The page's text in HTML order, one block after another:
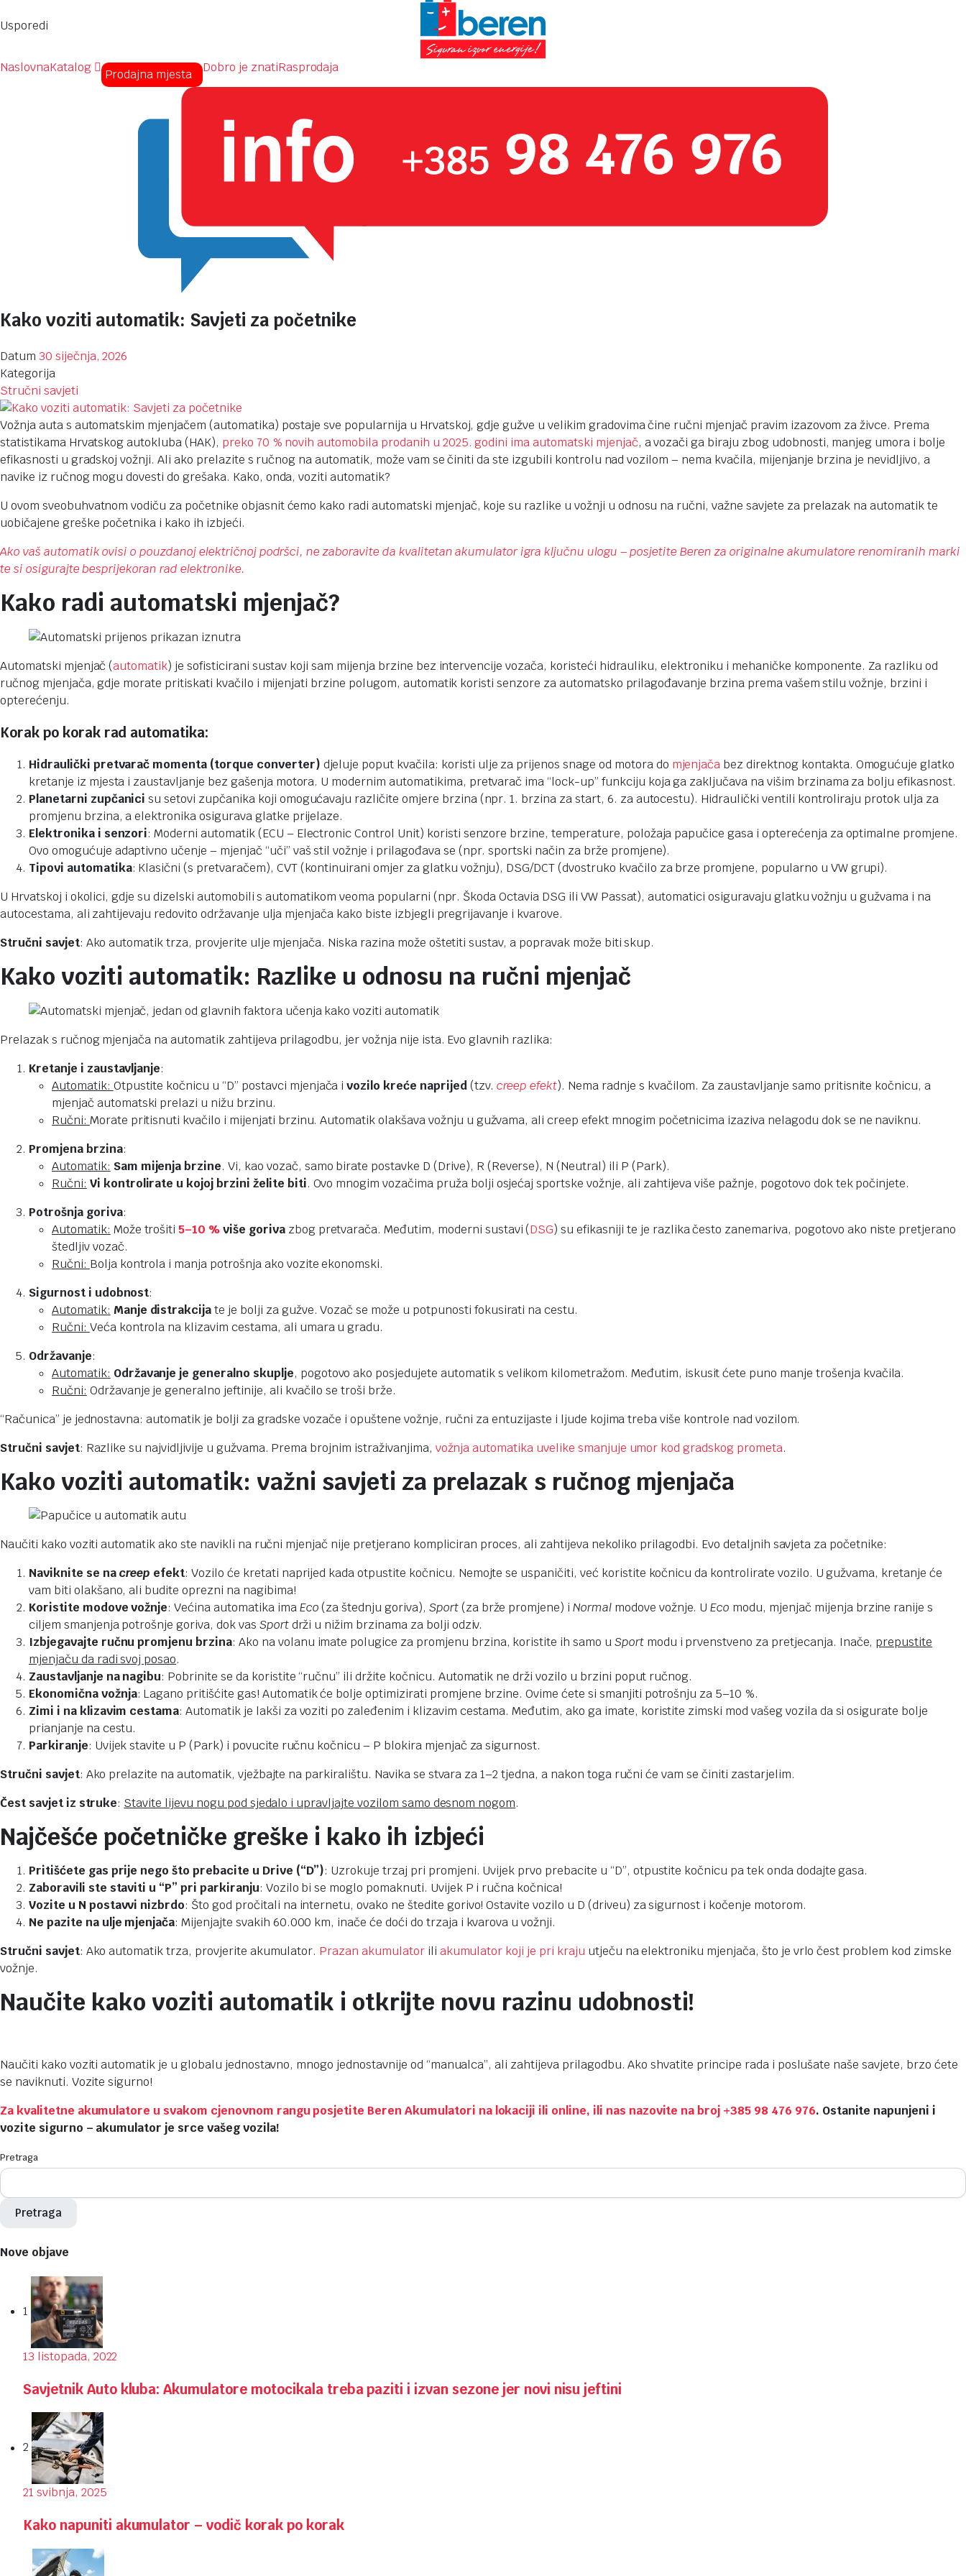
NaslovnaKatalog Prodajna mjesta Dobro je znatiRasprodaja
Kako voziti automatik: Savjeti za početnike
Datum 30 siječnja, 2026
Kategorija
Stručni savjeti
Vožnja auta s automatskim mjenjačem (automatika) postaje sve popularnija u Hrvatskoj, gdje gužve u velikim gradovima čine ručni mjenjač pravim izazovom za živce. Prema
statistikama Hrvatskog autokluba (HAK), preko 70 % novih automobila prodanih u 2025. godini ima automatski mjenjač, a vozači ga biraju zbog udobnosti, manjeg umora i bolje
efikasnosti u gradskoj vožnji. Ali ako prelazite s ručnog na automatik, može vam se činiti da ste izgubili kontrolu nad vozilom – nema kvačila, mijenjanje brzina je nevidljivo, a
navike iz ručnog mogu dovesti do grešaka. Kako, onda, voziti automatik?
U ovom sveobuhvatnom vodiču za početnike objasnit ćemo kako radi automatski mjenjač, koje su razlike u vožnji u odnosu na ručni, važne savjete za prelazak na automatik te
uobičajene greške početnika i kako ih izbjeći.
Ako vaš automatik ovisi o pouzdanoj električnoj podršci, ne zaboravite da kvalitetan akumulator igra ključnu ulogu – posjetite Beren za originalne akumulatore renomiranih marki
te si osigurajte besprijekoran rad elektronike.
Kako radi automatski mjenjač?
Automatski mjenjač (automatik) je sofisticirani sustav koji sam mijenja brzine bez intervencije vozača, koristeći hidrauliku, elektroniku i mehaničke komponente. Za razliku od
ručnog mjenjača, gdje morate pritiskati kvačilo i mijenjati brzine polugom, automatik koristi senzore za automatsko prilagođavanje brzina prema vašem stilu vožnje, brzini i
opterećenju.
Korak po korak rad automatika:
Hidraulički pretvarač momenta (torque converter) djeluje poput kvačila: koristi ulje za prijenos snage od motora do mjenjača bez direktnog kontakta. Omogućuje glatko
kretanje iz mjesta i zaustavljanje bez gašenja motora. U modernim automatikima, pretvarač ima “lock-up” funkciju koja ga zaključava na višim brzinama za bolju efikasnost.
Planetarni zupčanici su setovi zupčanika koji omogućavaju različite omjere brzina (npr. 1. brzina za start, 6. za autocestu). Hidraulički ventili kontroliraju protok ulja za
promjenu brzina, a elektronika osigurava glatke prijelaze.
Elektronika i senzori: Moderni automatik (ECU – Electronic Control Unit) koristi senzore brzine, temperature, položaja papučice gasa i opterećenja za optimalne promjene.
Ovo omogućuje adaptivno učenje – mjenjač “uči” vaš stil vožnje i prilagođava se (npr. sportski način za brže promjene).
Tipovi automatika: Klasični (s pretvaračem), CVT (kontinuirani omjer za glatku vožnju), DSG/DCT (dvostruko kvačilo za brze promjene, popularno u VW grupi).
U Hrvatskoj i okolici, gdje su dizelski automobili s automatikom veoma popularni (npr. Škoda Octavia DSG ili VW Passat), automatici osiguravaju glatku vožnju u gužvama i na
autocestama, ali zahtijevaju redovito održavanje ulja mjenjača kako biste izbjegli pregrijavanje i kvarove.
Stručni savjet: Ako automatik trza, provjerite ulje mjenjača. Niska razina može oštetiti sustav, a popravak može biti skup.
Kako voziti automatik: Razlike u odnosu na ručni mjenjač
Prelazak s ručnog mjenjača na automatik zahtijeva prilagodbu, jer vožnja nije ista. Evo glavnih razlika:
Kretanje i zaustavljanje:
Automatik: Otpustite kočnicu u “D” postavci mjenjača ivozilo kreće naprijed(tzv. creep efekt). Nema radnje s kvačilom. Za zaustavljanje samo pritisnite kočnicu, a
mjenjač automatski prelazi u nižu brzinu.
Ručni: Morate pritisnuti kvačilo i mijenjati brzinu. Automatik olakšava vožnju u gužvama, ali creep efekt mnogim početnicima izaziva nelagodu dok se ne naviknu.
Promjena brzina:
Automatik: Sam mijenja brzine. Vi, kao vozač, samo birate postavke D (Drive), R (Reverse), N (Neutral) ili P (Park).
Ručni: Vi kontrolirate u kojoj brzini želite biti. Ovo mnogim vozačima pruža bolji osjećaj sportske vožnje, ali zahtijeva više pažnje, pogotovo dok tek počinjete.
Potrošnja goriva:
Automatik: Može trošiti 5–10 %više gorivazbog pretvarača. Međutim, moderni sustavi (DSG) su efikasniji te je razlika često zanemariva, pogotovo ako niste pretjerano
štedljiv vozač.
Ručni: Bolja kontrola i manja potrošnja ako vozite ekonomski.
Sigurnost i udobnost:
Automatik: Manje distrakcijate je bolji za gužve. Vozač se može u potpunosti fokusirati na cestu.
Ručni: Veća kontrola na klizavim cestama, ali umara u gradu.
Održavanje:
Automatik: Održavanje je generalno skuplje, pogotovo ako posjedujete automatik s velikom kilometražom. Međutim, iskusit ćete puno manje trošenja kvačila.
Ručni: Održavanje je generalno jeftinije, ali kvačilo se troši brže.
“Računica” je jednostavna: automatik je bolji za gradske vozače i opuštene vožnje, ručni za entuzijaste i ljude kojima treba više kontrole nad vozilom.
Stručni savjet: Razlike su najvidljivije u gužvama. Prema brojnim istraživanjima, vožnja automatika uvelike smanjuje umor kod gradskog prometa.
Kako voziti automatik: važni savjeti za prelazak s ručnog mjenjača
Naučiti kako voziti automatik ako ste navikli na ručni mjenjač nije pretjerano kompliciran proces, ali zahtijeva nekoliko prilagodbi. Evo detaljnih savjeta za početnike:
Naviknite se nacreep efekt: Vozilo će kretati naprijed kada otpustite kočnicu. Nemojte se uspaničiti, već koristite kočnicu da kontrolirate vozilo. U gužvama, kretanje će
vam biti olakšano, ali budite oprezni na nagibima!
Koristite modove vožnje: Većina automatika imaEco(za štednju goriva), Sport(za brže promjene) iNormalmodove vožnje. UEco modu, mjenjač mijenja brzine ranije s
ciljem smanjenja potrošnje goriva, dok vas Sportdrži u nižim brzinama za bolji odziv.
Izbjegavajte ručnu promjenu brzina: Ako na volanu imate polugice za promjenu brzina, koristite ih samo uSport modu i prvenstveno za pretjecanja. Inače, prepustite
mjenjaču da radi svoj posao.
Zaustavljanje na nagibu: Pobrinite se da koristite “ručnu” ili držite kočnicu. Automatik ne drži vozilo u brzini poput ručnog.
Ekonomična vožnja: Lagano pritišćite gas! Automatik će bolje optimizirati promjene brzine. Ovime ćete si smanjiti potrošnju za 5–10 %.
Zimi i na klizavim cestama: Automatik je lakši za voziti po zaleđenim i klizavim cestama. Međutim, ako ga imate, koristite zimski mod vašeg vozila da si osigurate bolje
prianjanje na cestu.
Parkiranje: Uvijek stavite u P (Park) i povucite ručnu kočnicu – P blokira mjenjač za sigurnost.
Stručni savjet: Ako prelazite na automatik, vježbajte na parkiralištu. Navika se stvara za 1–2 tjedna, a nakon toga ručni će vam se činiti zastarjelim.
Čest savjet iz struke: Stavite lijevu nogu pod sjedalo i upravljajte vozilom samo desnom nogom.
Najčešće početničke greške i kako ih izbjeći
Pritišćete gas prije nego što prebacite u Drive (“D”): Uzrokuje trzaj pri promjeni. Uvijek prvo prebacite u “D”, otpustite kočnicu pa tek onda dodajte gasa.
Zaboravili ste staviti u “P” pri parkiranju: Vozilo bi se moglo pomaknuti. Uvijek P i ručna kočnica!
Vozite u N postavvi nizbrdo: Što god pročitali na internetu, ovako ne štedite gorivo! Ostavite vozilo u D (driveu) za sigurnost i kočenje motorom.
Ne pazite na ulje mjenjača: Mijenjajte svakih 60.000 km, inače će doći do trzaja i kvarova u vožnji.
Stručni savjet: Ako automatik trza, provjerite akumulator. Prazan akumulatorili akumulator koji je pri krajuutječu na elektroniku mjenjača, što je vrlo čest problem kod zimske
vožnje.
Naučite kako voziti automatik i otkrijte novu razinu udobnosti!
Naučiti kako voziti automatik je u globalu jednostavno, mnogo jednostavnije od “manualca”, ali zahtijeva prilagodbu. Ako shvatite principe rada i poslušate naše savjete, brzo ćete
se naviknuti. Vozite sigurno!
Za kvalitetne akumulatore u svakom cjenovnom rangu posjetite Beren Akumulatori na lokaciji ili online, ili nas nazovite na broj +385 98 476 976. Ostanite napunjeni i
vozite sigurno – akumulator je srce vašeg vozila!
Pretraga
Pretraga
Nove objave
1
13 listopada, 2022
Savjetnik Auto kluba: Akumulatore motocikala treba paziti i izvan sezone jer novi nisu jeftini
2
21 svibnja, 2025
Kako napuniti akumulator – vodič korak po korak
Usporedi